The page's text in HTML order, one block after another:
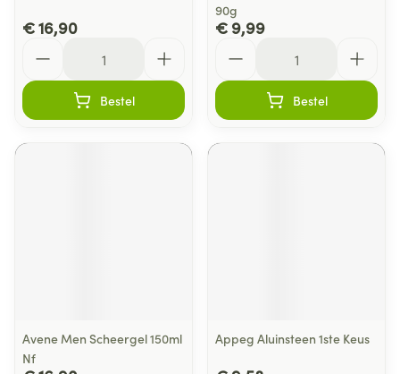
€ 16,90
Bestel
90g
€ 9,99
Bestel
Avene Men Scheergel 150ml
Nf
Appeg Aluinsteen 1ste Keus